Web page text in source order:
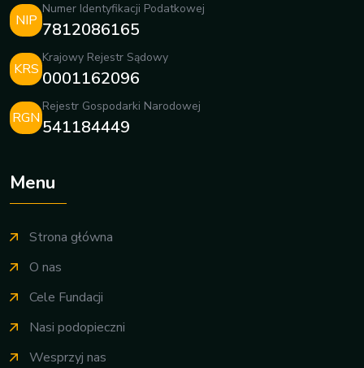
NIP
Numer Identyfikacji Podatkowej
7812086165
KRS
Krajowy Rejestr Sądowy
0001162096
RGN
Rejestr Gospodarki Narodowej
541184449
Menu
Strona główna
O nas
Cele Fundacji
Nasi podopieczni
Wesprzyj nas